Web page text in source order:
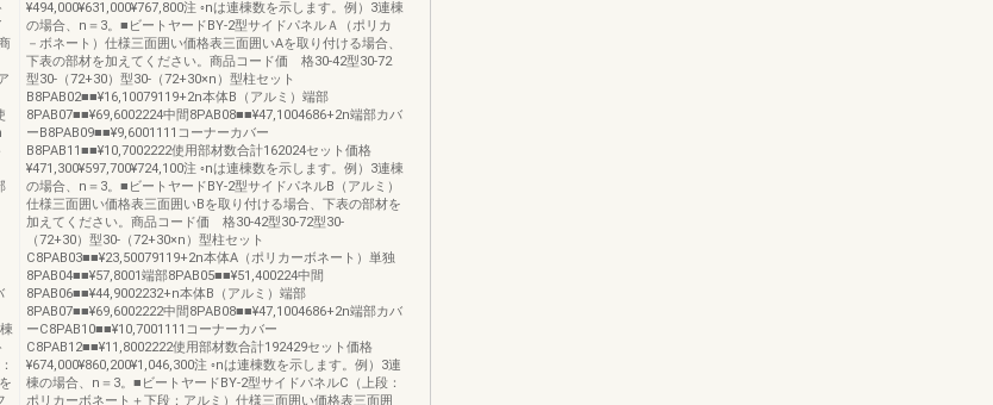
¥494,000¥631,000¥767,800注 ◦nは連棟数を示します。例）3連棟
の場合、n＝3。■ビートヤードBY-2型サイドパネルＡ（ポリカ
－ボネート）仕様三面囲い価格表三面囲いAを取り付ける場合、
下表の部材を加えてください。商品コード価 格30-42型30-72
型30-（72+30）型30-（72+30×n）型柱セット
B8PAB02■■¥16,10079119+2n本体B（アルミ）端部
8PAB07■■¥69,6002224中間8PAB08■■¥47,1004686+2n端部カバ
ーB8PAB09■■¥9,6001111コーナーカバー
B8PAB11■■¥10,7002222使用部材数合計162024セット価格
¥471,300¥597,700¥724,100注 ◦nは連棟数を示します。例）3連棟
の場合、n＝3。■ビートヤードBY-2型サイドパネルB（アルミ）
仕様三面囲い価格表三面囲いBを取り付ける場合、下表の部材を
加えてください。商品コード価 格30-42型30-72型30-
（72+30）型30-（72+30×n）型柱セット
C8PAB03■■¥23,50079119+2n本体A（ポリカーボネート）単独
8PAB04■■¥57,8001端部8PAB05■■¥51,400224中間
8PAB06■■¥44,9002232+n本体B（アルミ）端部
8PAB07■■¥69,6002222中間8PAB08■■¥47,1004686+2n端部カバ
ーC8PAB10■■¥10,7001111コーナーカバー
C8PAB12■■¥11,8002222使用部材数合計192429セット価格
¥674,000¥860,200¥1,046,300注 ◦nは連棟数を示します。例）3連
棟の場合、n＝3。■ビートヤードBY-2型サイドパネルC（上段：
ポリカーボネート＋下段：アルミ）仕様三面囲い価格表三面囲